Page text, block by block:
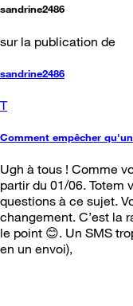
sandrine2486
sur la publication de
sandrine2486
T
Comment empêcher
Ugh à tous ! Comme
partir du 01/06. Totem
questions à ce sujet.
changement. C’est la
le point 😊. Un SMS
en un envoi),